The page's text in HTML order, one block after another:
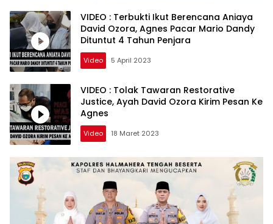
VIDEO : Terbukti Ikut Berencana Aniaya
David Ozora, Agnes Pacar Mario Dandy
Dituntut 4 Tahun Penjara
Video 5 April 2023
VIDEO : Tolak Tawaran Restorative
Justice, Ayah David Ozora Kirim Pesan Ke
Agnes
Video 18 Maret 2023